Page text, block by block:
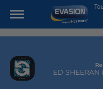
ED SHEERAN